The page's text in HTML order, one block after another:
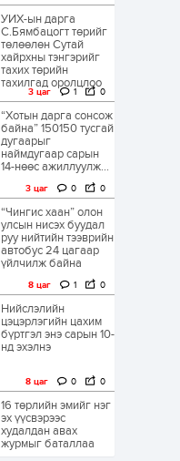
УИХ-ын дарга
С.Бямбацогт төрийг
төлөөлөн Сутай
хайрхны тэнгэрийг
тахих төрийн
тахилгад оролцлоо
3 цаг 1 0
“Хотын дарга сонсож
байна” 150150 тусгай
дугаарыг
наймдугаар сарын
14-нөөс ажиллуулж...
3 цаг 0 0
“Чингис хаан” олон
улсын нисэх буудал
руу нийтийн тээврийн
автобус 24 цагаар
үйлчилж байна
8 цаг 1 0
Нийслэлийн
цэцэрлэгийн цахим
бүртгэл энэ сарын 10-
нд эхэлнэ
8 цаг 0 0
16 төрлийн эмийг нэг
эх үүсвэрээс
худалдан авах
журмыг баталлаа